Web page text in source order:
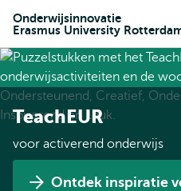
Onderwijsinnovatie
Erasmus University
TeachEUR
voor activerend onderwijs
Ontdek inspiratie